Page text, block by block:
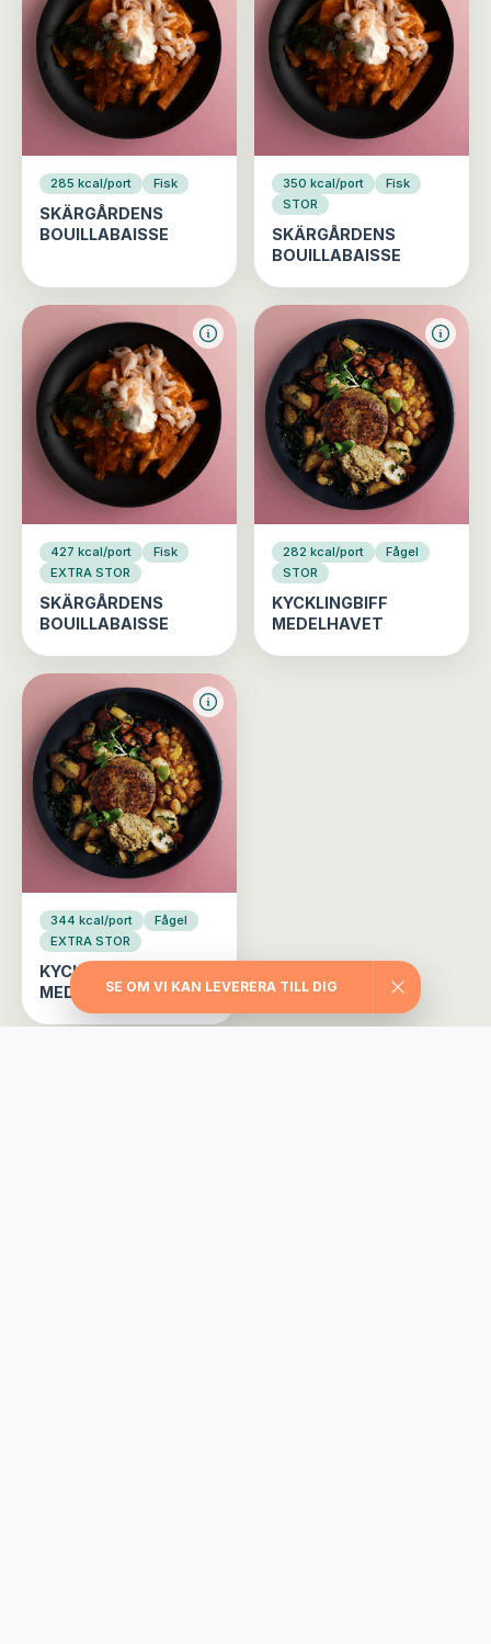
285 kcal/port Fisk
SKÄRGÅRDENS
BOUILLABAISSE
350 kcal/port
Fisk
STOR
SKÄRGÅRDENS
BOUILLABAISSE
427 kcal/port
Fisk
EXTRA STOR
SKÄRGÅRDENS
BOUILLABAISSE
282 kcal/port
Fågel
STOR
KYCKLINGBIFF
MEDELHAVET
344 kcal/port
Fågel
EXTRA STOR
KYCKLINGBIFF
MEDELHAVETSE OM VI KAN LEVERERA TILL DIG